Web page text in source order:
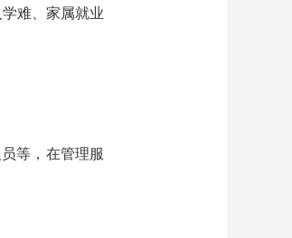
难、家属就业
等，在管理服